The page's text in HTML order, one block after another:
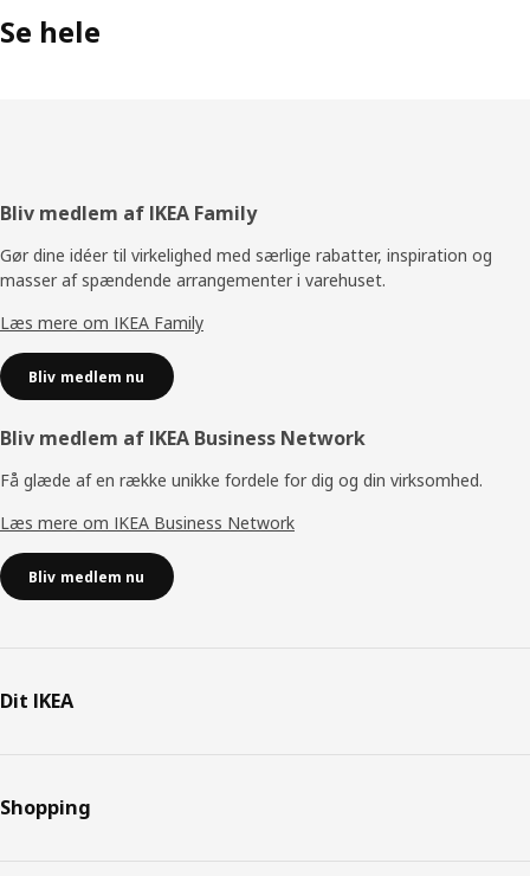
Se hele
Footer
Bliv medlem af IKEA Family
Gør dine idéer til virkelighed med særlige rabatter, inspiration og
masser af spændende arrangementer i varehuset.
Læs mere om IKEA Family
Bliv medlem nu
Bliv medlem af IKEA Business Network
Få glæde af en række unikke fordele for dig og din virksomhed.
Læs mere om IKEA Business Network
Bliv medlem nu
Dit IKEA
Shopping